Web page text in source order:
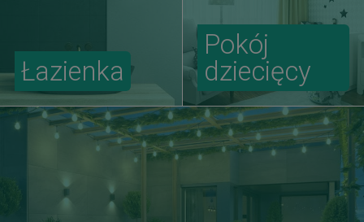
Łazienka
Pokój
dziecięcy